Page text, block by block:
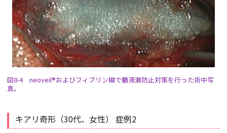
図8-4 neoveil®およびフィブリン糊で髄液漏防止対策を行った術中写
真。
キアリ奇形（30代、女性） 症例2